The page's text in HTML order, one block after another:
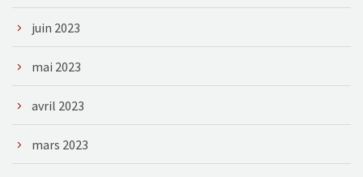
juin 2023
mai 2023
avril 2023
mars 2023